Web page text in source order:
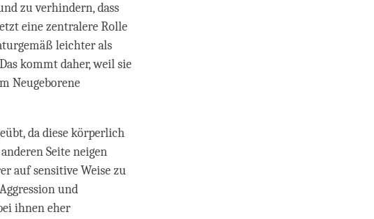
zu verhindern, dass
eine zentralere Rolle
leichter als
kommt daher, weil sie
Neugeborene
da diese körperlich
Seite neigen
auf sensitive Weise zu
und
ihnen eher